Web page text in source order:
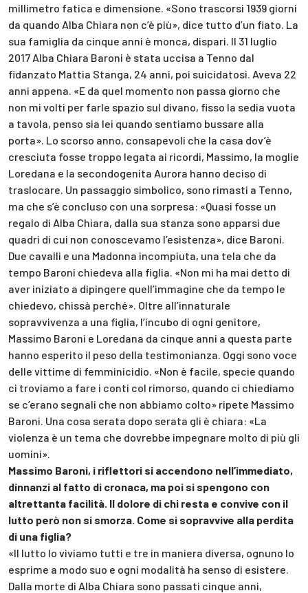
millimetro fatica e dimensione. «Sono trascorsi 1939 giorni
da quando Alba Chiara non c’è più», dice tutto d’un fiato. La
sua famiglia da cinque anni è monca, dispari. Il 31 luglio
2017 Alba Chiara Baroni è stata uccisa a Tenno dal
fidanzato Mattia Stanga, 24 anni, poi suicidatosi. Aveva 22
anni appena. «E da quel momento non passa giorno che
non mi volti per farle spazio sul divano, fisso la sedia vuota
a tavola, penso sia lei quando sentiamo bussare alla
porta». Lo scorso anno, consapevoli che la casa dov’è
cresciuta fosse troppo legata ai ricordi, Massimo, la moglie
Loredana e la secondogenita Aurora hanno deciso di
traslocare. Un passaggio simbolico, sono rimasti a Tenno,
ma che s’è concluso con una sorpresa: «Quasi fosse un
regalo di Alba Chiara, dalla sua stanza sono apparsi due
quadri di cui non conoscevamo l’esistenza», dice Baroni.
Due cavalli e una Madonna incompiuta, una tela che da
tempo Baroni chiedeva alla figlia. «Non mi ha mai detto di
aver iniziato a dipingere quell’immagine che da tempo le
chiedevo, chissà perché». Oltre all’innaturale
sopravvivenza a una figlia, l’incubo di ogni genitore,
Massimo Baroni e Loredana da cinque anni a questa parte
hanno esperito il peso della testimonianza. Oggi sono voce
delle vittime di femminicidio. «Non è facile, specie quando
ci troviamo a fare i conti col rimorso, quando ci chiediamo
se c’erano segnali che non abbiamo colto» ripete Massimo
Baroni. Una cosa serata dopo serata gli è chiara: «La
violenza è un tema che dovrebbe impegnare molto di più gli
uomini».
Massimo Baroni, i riflettori si accendono nell’immediato,
dinnanzi al fatto di cronaca, ma poi si spengono con
altrettanta facilità. Il dolore di chi resta e convive con il
lutto però non si smorza. Come si sopravvive alla perdita
di una figlia?
«Il lutto lo viviamo tutti e tre in maniera diversa, ognuno lo
esprime a modo suo e ogni modalità ha senso di esistere.
Dalla morte di Alba Chiara sono passati cinque anni,